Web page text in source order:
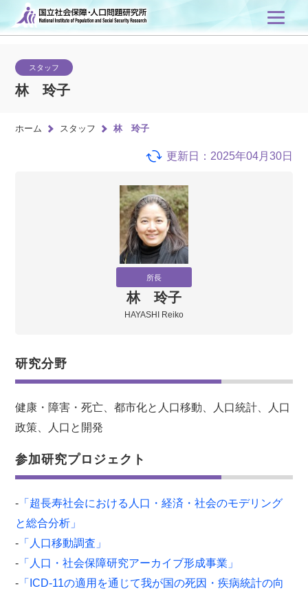
スタッフ
林 玲子
ホーム スタッフ 林 玲子
更新日：2025年04月30日
所長
林 玲子
HAYASHI Reiko
研究分野
健康・障害・死亡、都市化と人口移動、人口統計、人口
政策、人口と開発
参加研究プロジェクト
- 「超長寿社会における人口・経済・社会のモデリング
と総合分析」
- 「人口移動調査」
- 「人口・社会保障研究アーカイブ形成事業」
- 「ICD-11の適用を通じて我が国の死因・疾病統計の向